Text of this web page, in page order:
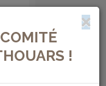
!